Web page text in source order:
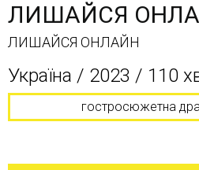
ЛИШАЙСЯ
ЛИШАЙСЯ ОНЛАЙН
Україна / 2023 / 110
гостросюжетна